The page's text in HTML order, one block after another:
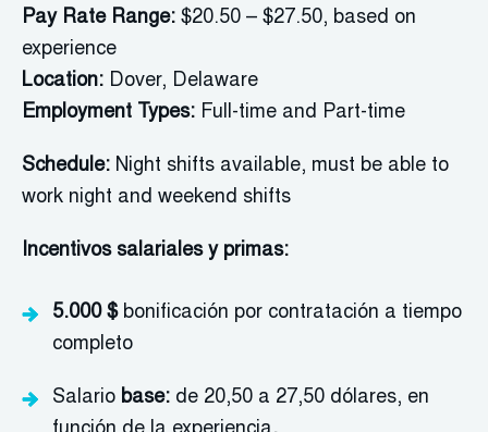
Pay Rate Range: $20.50 – $27.50, based on
experience
Location: Dover, Delaware
Employment Types: Full-time and Part-time
Schedule: Night shifts available, must be able to
work night and weekend shifts
Incentivos salariales y primas:
5.000 $ bonificación por contratación a tiempo
completo
Salario base: de 20,50 a 27,50 dólares, en